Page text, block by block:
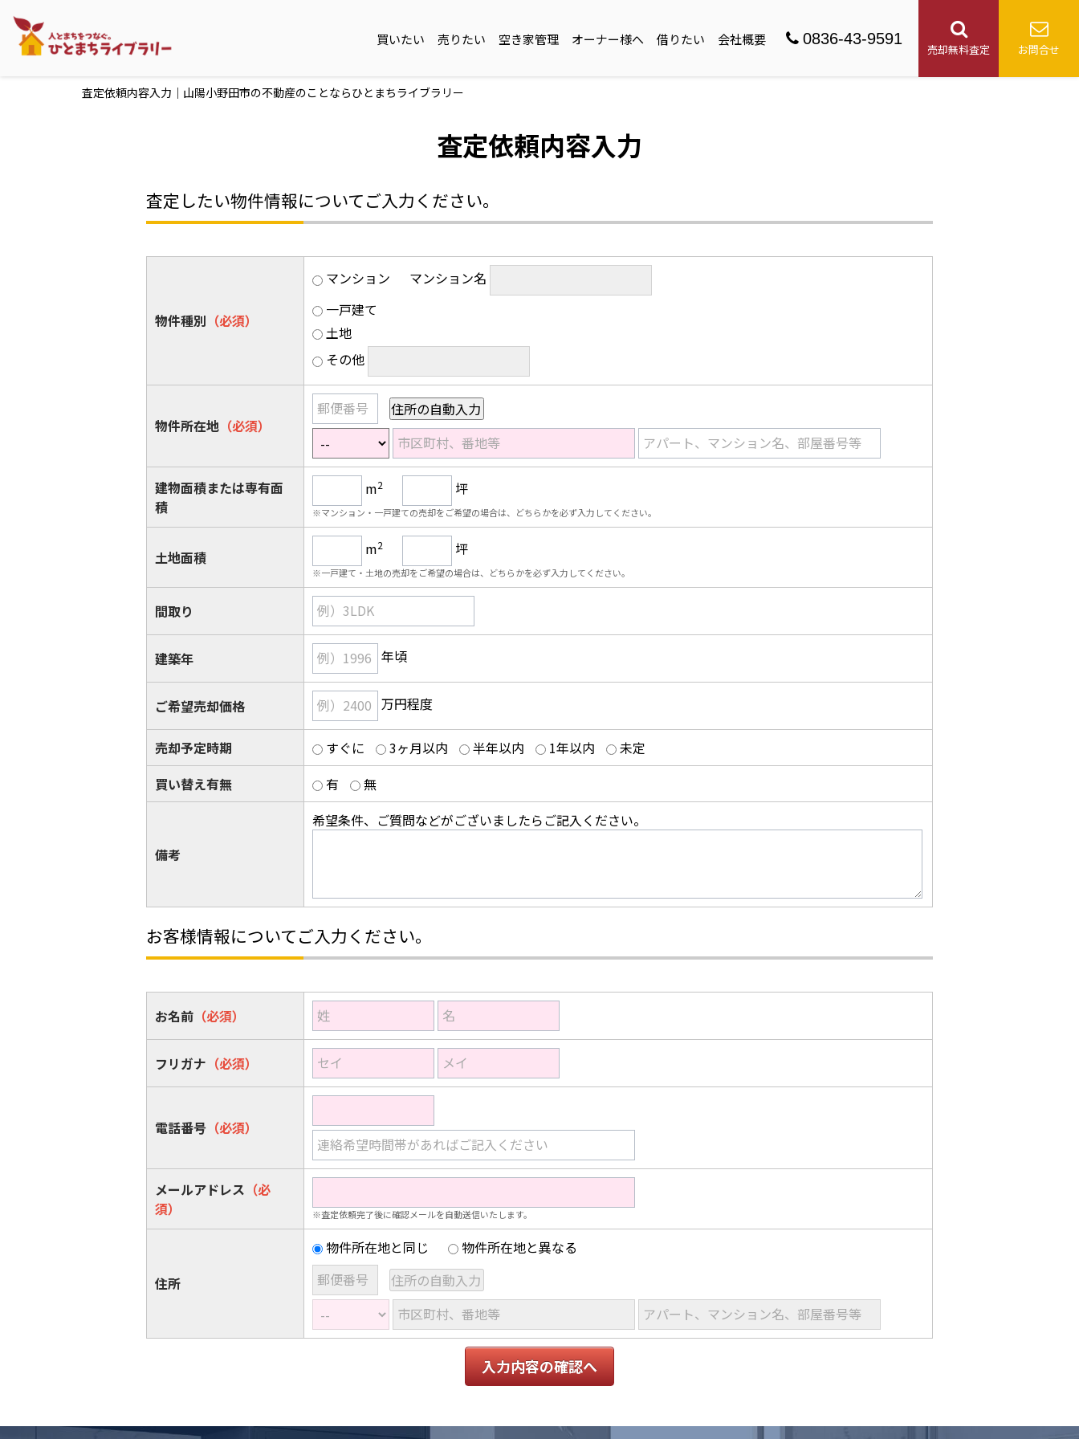
買いたい 売りたい 空き家管理 オーナー様へ 借りたい 会社概要 0836-43-9591
売却無料査定 お問合せ
査定依頼内容入力｜山陽小野田市の不動産のことならひとまちライブラリー
査定依頼内容入力
査定したい物件情報についてご入力ください。
物件種別 （必須）
マンション
マンション名
一戸建て
土地
その他
物件所在地 （必須）
郵便番号
市区町村、番地等
アパート、マンション名、部屋番号等
建物面積または専有面
積
m2 坪
※マンション・一戸建ての売却をご希望の場合は、どちらかを必ず入力してください。
土地面積 m2 坪
※一戸建て・土地の売却をご希望の場合は、どちらかを必ず入力してください。
間取り 例）3LDK
建築年 例）1996 年頃
ご希望売却価格 例）2400 万円程度
売却予定時期 すぐに 3ヶ月以内 半年以内 1年以内
未定
買い替え有無
有 無
備考
希望条件、ご質問などがございましたらご記入ください。
お客様情報についてご入力ください。
お名前 （必須） 姓 名
フリガナ （必須） セイ メイ
電話番号 （必須）
連絡希望時間帯があればご記入ください
メールアドレス （必
須）
※査定依頼完了後に確認メールを自動送信いたします。
住所
物件所在地と同じ
物件所在地と異なる
郵便番号
市区町村、番地等
アパート、マンション名、部屋番号等
入力内容の確認へ